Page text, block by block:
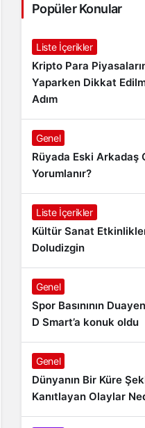
Popüler Konular
Liste İçerikler
Kripto Para
Yaparken Dikkat
Adım
Genel
Rüyada Eski Arkadaş
Yorumlanır?
Liste İçerikler
Kültür Sanat
Doludizgin
Genel
Spor Basınının
D Smart’a konuk oldu
Genel
Dünyanın Bir Küre
Kanıtlayan Olaylar